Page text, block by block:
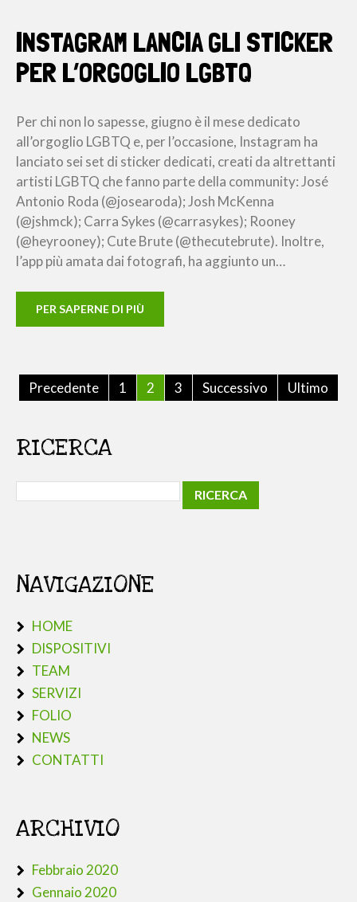
INSTAGRAM LANCIA GLI STICKER
PER L’ORGOGLIO LGBTQ
Per chi non lo sapesse, giugno è il mese dedicato
all’orgoglio LGBTQ e, per l’occasione, Instagram ha
lanciato sei set di sticker dedicati, creati da altrettanti
artisti LGBTQ che fanno parte della community: José
Antonio Roda (@josearoda); Josh McKenna
(@jshmck); Carra Sykes (@carrasykes); Rooney
(@heyrooney); Cute Brute (@thecutebrute). Inoltre,
l’app più amata dai fotografi, ha aggiunto un…
PER SAPERNE DI PIÙ
Precedente 1 2 3 Successivo Ultimo
RICERCA
NAVIGAZIONE
HOME
DISPOSITIVI
TEAM
SERVIZI
FOLIO
NEWS
CONTATTI
ARCHIVIO
Febbraio 2020
Gennaio 2020